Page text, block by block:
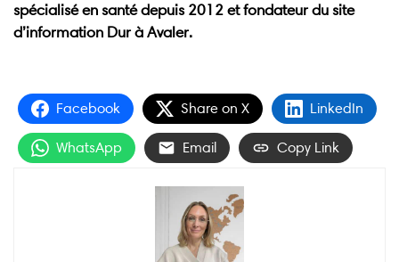
spécialisé en santé depuis 2012 et fondateur du site
d’information Dur à Avaler.
Facebook Share on X LinkedIn
WhatsApp Email Copy Link